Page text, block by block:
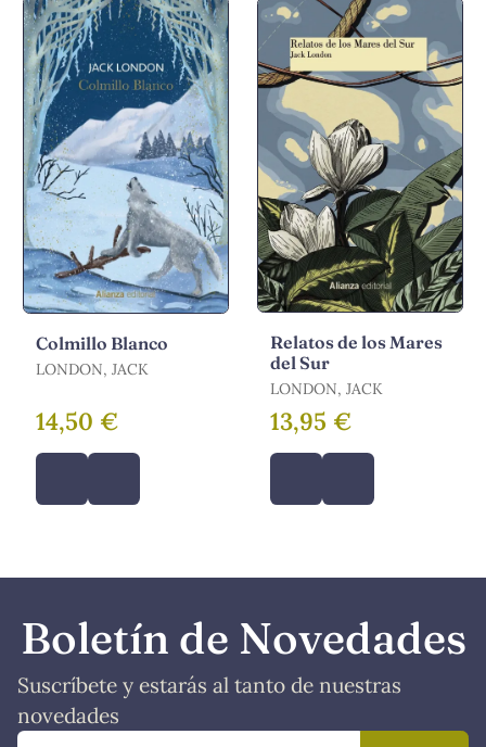
Colmillo Blanco
LONDON, JACK
14,50 €
Relatos de los Mares
del Sur
LONDON, JACK
13,95 €
Boletín de Novedades
Suscríbete y estarás al tanto de nuestras
novedades